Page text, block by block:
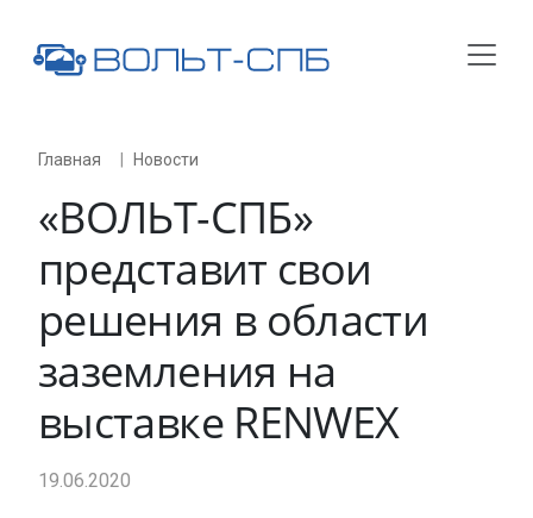
Главная Новости
«ВОЛЬТ-СПБ»
представит свои
решения в области
заземления на
выставке RENWEX
19.06.2020